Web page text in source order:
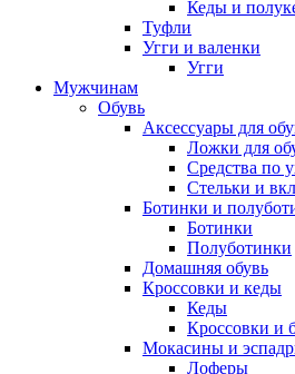
Кеды и
Туфли
Угги и валенки
Угги
Мужчинам
Обувь
Аксессуары для
Ложки для
Средства по
Стельки и
Ботинки и
Ботинки
Полуботинки
Домашняя обувь
Кроссовки и кеды
Кеды
Кроссовки и
Мокасины и
Лоферы